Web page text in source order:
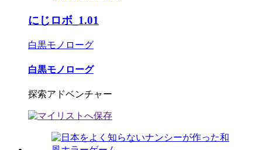
にじロボ_1.01
白黒モノローグ
白黒モノローグ
探索アドベンチャー